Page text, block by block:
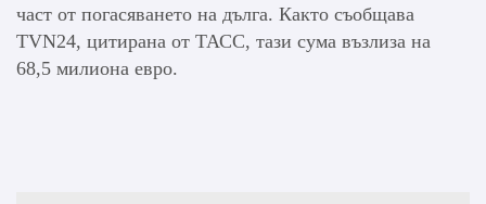
част от погасяването на дълга. Както съобщава
TVN24, цитирана от ТАСС, тази сума възлиза на
68,5 милиона евро.